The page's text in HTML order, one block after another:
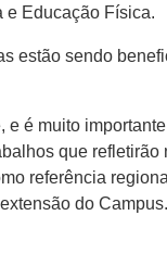
e Educação Física.
estão sendo
é muito
que
referência
do Campus.